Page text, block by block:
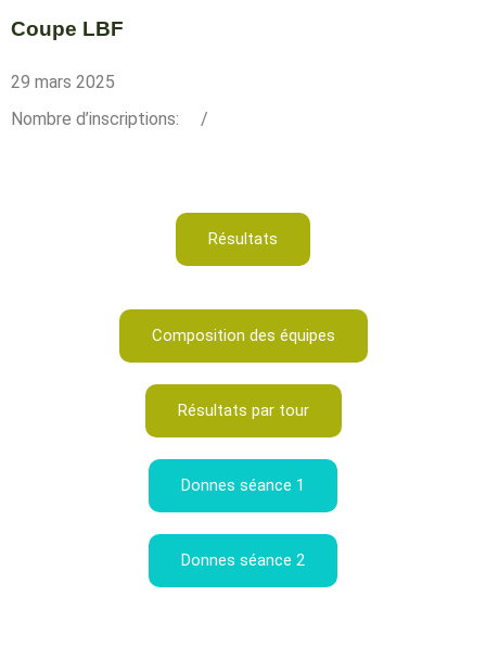
Coupe LBF
29 mars 2025
Nombre d’inscriptions:
/
Résultats
Composition des équipes
Résultats par tour
Donnes séance 1
Donnes séance 2